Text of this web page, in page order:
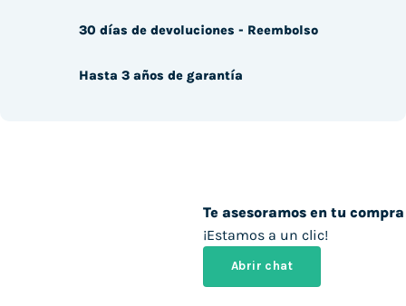
Te asesoramos en tu compra
¡Estamos a un clic!
Abrir chat
30 días de devoluciones - Reembolso
Hasta 3 años de garantía